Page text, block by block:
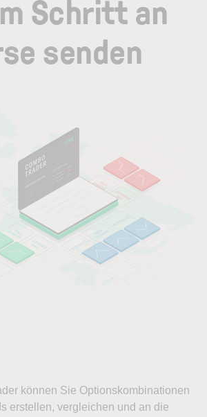
Schritt an
senden
können Sie Optionskombinationen
erstellen, vergleichen und an die